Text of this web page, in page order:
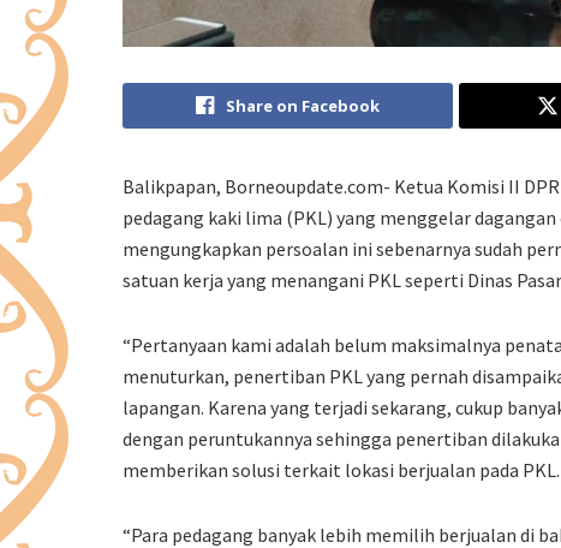
Share on Facebook
Balikpapan, Borneoupdate.com- Ketua Komisi II
pedagang kaki lima (PKL) yang menggelar
mengungkapkan persoalan ini sebenarnya sudah
satuan kerja yang menangani PKL seperti Dinas
“Pertanyaan kami adalah belum maksimalnya
menuturkan, penertiban PKL yang pernah
lapangan. Karena yang terjadi sekarang, cukup
dengan peruntukannya sehingga penertiban
memberikan solusi terkait lokasi berjualan pada PKL.
“Para pedagang banyak lebih memilih berjualan di